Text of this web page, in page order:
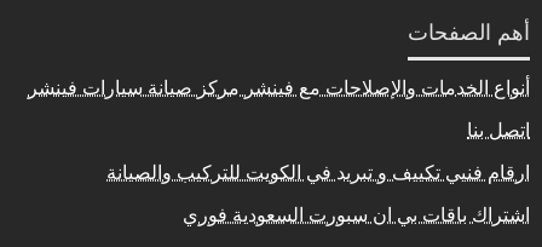
أهم الصفحات
أنواع الخدمات والإصلاحات مع فينشر مركز صيانة سيارات فينشر
اتصل بنا
ارقام فنيي تكييف و تبريد في الكويت للتركيب والصيانة
اشتراك باقات بي ان سبورت السعودية فوري